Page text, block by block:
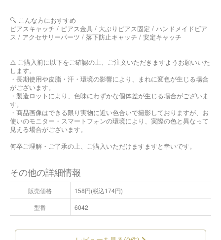
🔍 こんな方におすすめ
ピアスキャッチ / ピアス金具 / 大ぶりピアス固定 / ハンドメイドピア
ス / アクセサリーパーツ / 落下防止キャッチ / 安定キャッチ
⚠️ ご購入前に以下をご確認の上、ご注文いただきますようお願いいた
します。
・長期使用や皮脂・汗・環境の影響により、まれに変色が生じる場合
がございます。
・製造ロットにより、色味にわずかな個体差が生じる場合がございま
す。
・商品画像はできる限り実物に近い色合いで撮影しておりますが、お
使いのモニター・スマートフォンの環境により、実際の色と異なって
見える場合がございます。
何卒ご理解・ご了承の上、ご購入いただけますますと幸いです。
その他の詳細情報
販売価格
158円(税込174円)
型番
6042